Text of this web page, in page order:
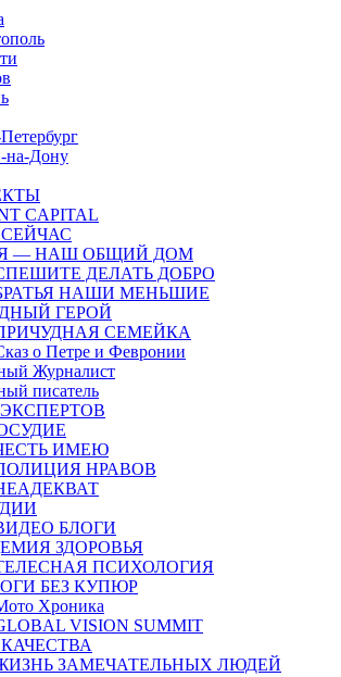
на-Дону
CAPITAL
— НАШ ОБЩИЙ ДОМ
ДЕЛАТЬ ДОБРО
НАШИ МЕНЬШИЕ
ГЕРОЙ
СЕМЕЙКА
о Петре и Февронии
Журналист
писатель
ИМЕЮ
НРАВОВ
БЛОГИ
ЗДОРОВЬЯ
ПСИХОЛОГИЯ
БЕЗ КУПЮР
Хроника
VISION SUMMIT
ЗАМЕЧАТЕЛЬНЫХ ЛЮДЕЙ